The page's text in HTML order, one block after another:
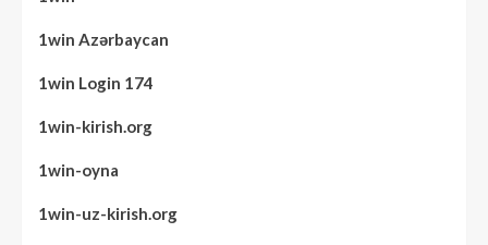
1win Azərbaycan
1win Login 174
1win-kirish.org
1win-oyna
1win-uz-kirish.org